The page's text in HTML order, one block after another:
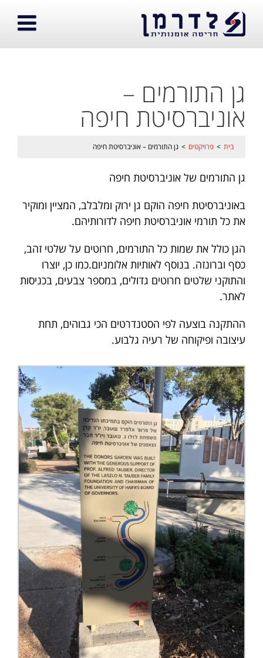
גן התורמים –
אוניברסיטת חיפה
בית > פרויקטים > גן התורמים – אוניברסיטת חיפה
גן התורמים של אוניברסיטת חיפה
באוניברסיטת חיפה הוקם גן ירוק ומלבלב, המציין ומוקיר
את כל תורמי אוניברסיטת חיפה לדורותיהם.
הגן כולל את שמות כל התורמים, חרוטים על שלטי זהב,
כסף וברונזה. בנוסף לאותיות אלומניום.כמו כן, יוצרו
והתוקני שלטים חרוטים גדולים, במספר צבעים, בכניסות
לאתר.
ההתקנה בוצעה לפי הסטנדרטים הכי גבוהים, תחת
עיצובה ופיקוחה של רעיה גלבוע.